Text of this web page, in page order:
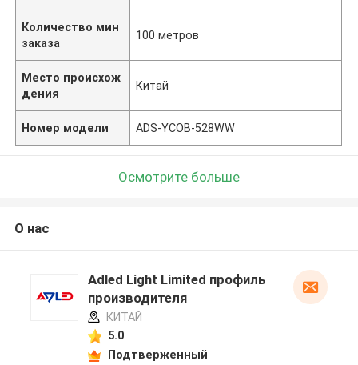
Количество мин
заказа
100 метров
Место происхож
дения
Китай
Номер модели ADS-YCOB-528WW
Осмотрите больше
О нас
Adled Light Limited профиль
производителя
КИТАЙ
5.0
Подтверженный